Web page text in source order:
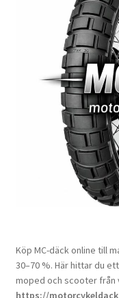
Köp MC-däck online till
30–70 %. Här hittar du
moped och scooter från
https://